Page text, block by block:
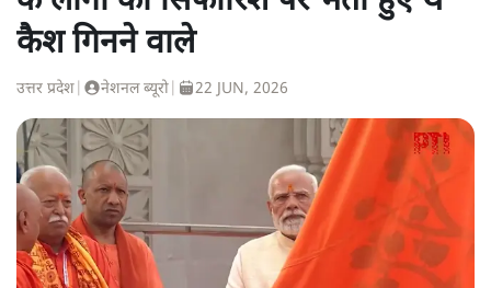
कैश गिनने वाले
उत्तर प्रदेश नेशनल ब्यूरो 22 JUN, 2026